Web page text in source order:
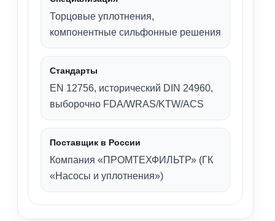
Торцовые уплотнения,
компонентные сильфонные решения
Стандарты
EN 12756, исторический DIN 24960,
выборочно FDA/WRAS/KTW/ACS
Поставщик в России
Компания «ПРОМТЕХФИЛЬТР» (ГК
«Насосы и уплотнения»)